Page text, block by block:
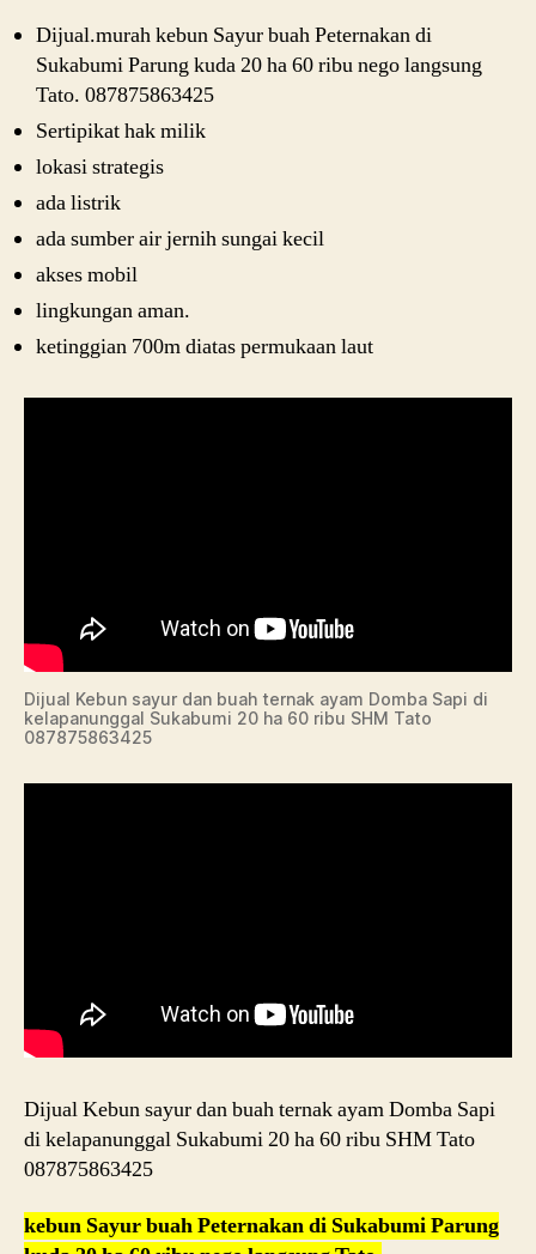
Dijual.murah kebun Sayur buah Peternakan di
Sukabumi Parung kuda 20 ha 60 ribu nego langsung
Tato. 087875863425
Sertipikat hak milik
lokasi strategis
ada listrik
ada sumber air jernih sungai kecil
akses mobil
lingkungan aman.
ketinggian 700m diatas permukaan laut
Dijual Kebun sayur dan buah ternak ayam Domba Sapi di
kelapanunggal Sukabumi 20 ha 60 ribu SHM Tato
087875863425
Dijual Kebun sayur dan buah ternak ayam Domba Sapi
di kelapanunggal Sukabumi 20 ha 60 ribu SHM Tato
087875863425
kebun Sayur buah Peternakan di Sukabumi Parung